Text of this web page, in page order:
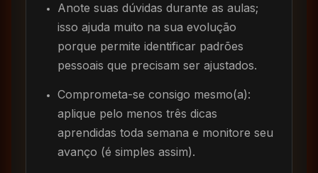
Anote suas dúvidas durante as aulas;
isso ajuda muito na sua evolução
porque permite identificar padrões
pessoais que precisam ser ajustados.
Comprometa-se consigo mesmo(a):
aplique pelo menos três dicas
aprendidas toda semana e monitore seu
avanço (é simples assim).